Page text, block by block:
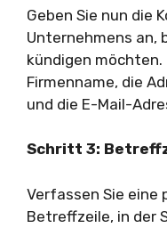
Geben Sie nun die
Unternehmens an,
kündigen möchten.
Firmenname, die
und die E-Mail-
Schritt 3:
Verfassen Sie eine
Betreffzeile, in der